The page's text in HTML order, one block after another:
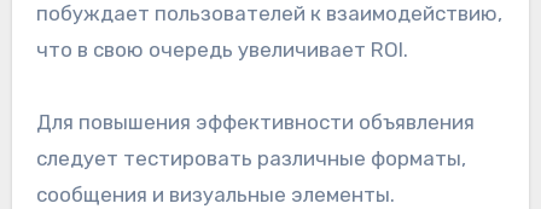
побуждает пользователей к взаимодействию,
что в свою очередь увеличивает ROI.
Для повышения эффективности объявления
следует тестировать различные форматы,
сообщения и визуальные элементы.